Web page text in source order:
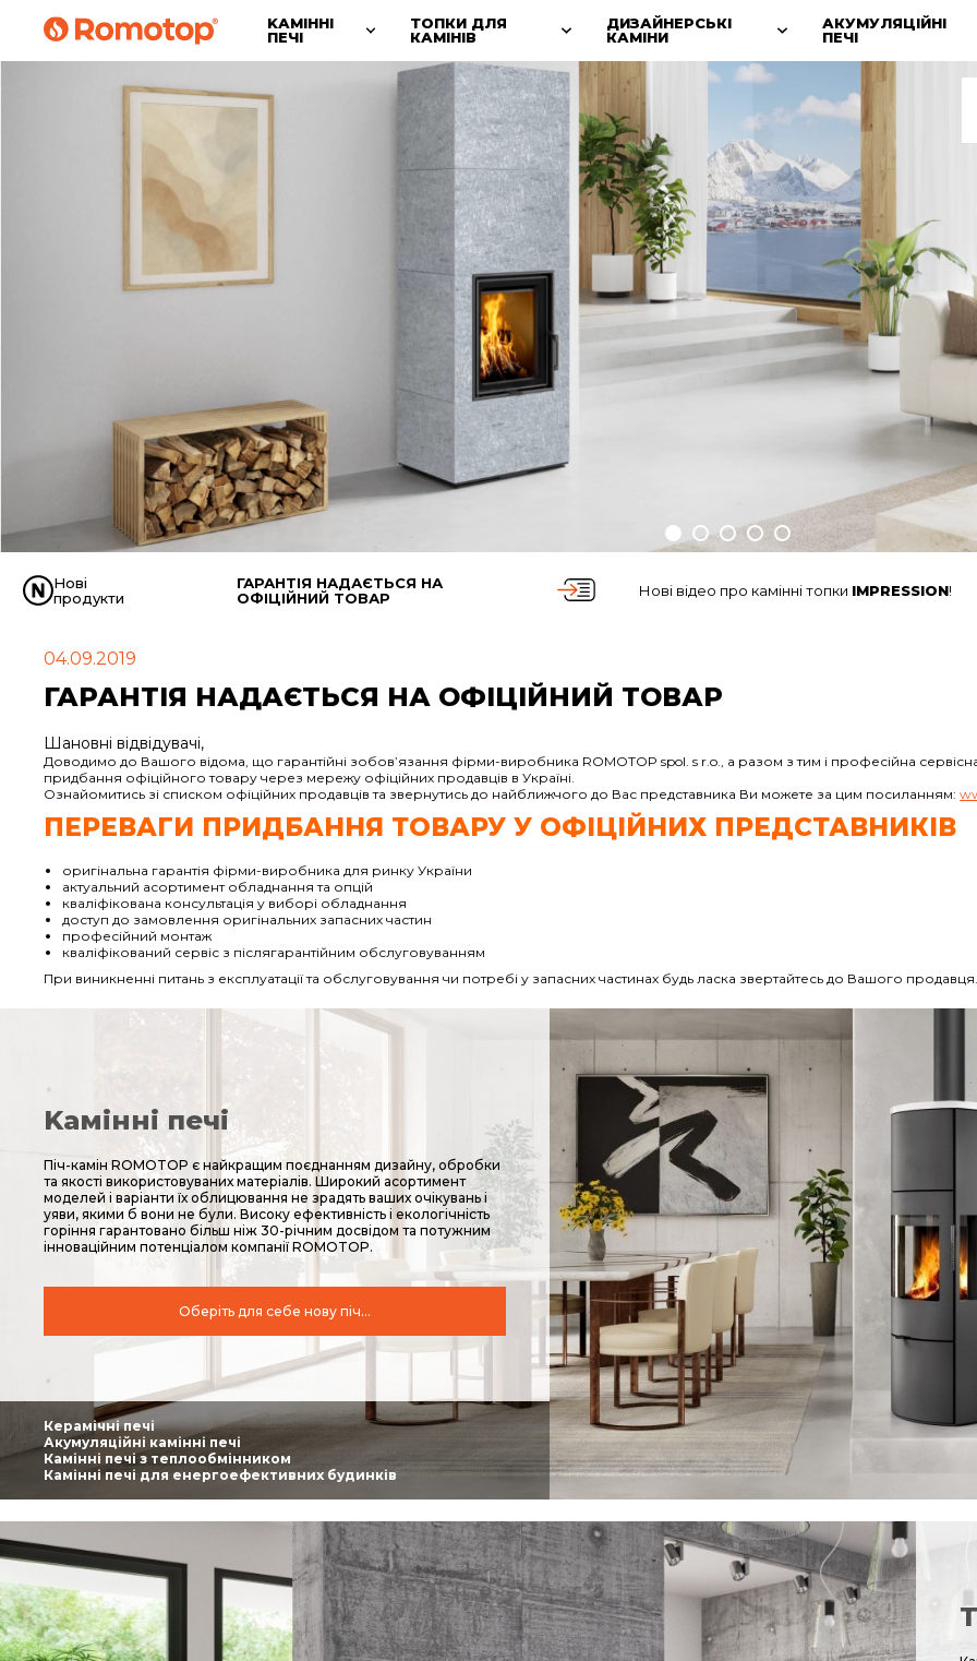
KАМІННІ
ПЕЧІ
ТОПКИ ДЛЯ
КАМІНІВ
ДИЗАЙНЕРСЬКІ
КАМІНИ
АКУМУЛЯЦІЙНІ
ПЕЧІ
Нові
продукти
ГАРАНТІЯ НАДАЄТЬСЯ НА
ОФІЦІЙНИЙ ТОВАР
Нові відео про камінні топки IMPRESSION!
04.09.2019
ГАРАНТІЯ НАДАЄТЬСЯ НА ОФІЦІЙНИЙ ТОВАР
Шановні відвідувачі,
Доводимо до Вашого відома, що гарантійні зобов’язання фірми-виробника ROMOTOP spol. s r.o., а разом з тим і професійна сервісна
придбання офіційного товару через мережу офіційних продавців в Україні.
Ознайомитись зі списком офіційних продавців та звернутись до найближчого до Вас представника Ви можете за цим посиланням:
ПЕРЕВАГИ ПРИДБАННЯ ТОВАРУ У ОФІЦІЙНИХ ПРЕДСТАВНИКІВ
оригінальна гарантія фірми-виробника для ринку України
актуальний асортимент обладнання та опцій
кваліфікована консультація у виборі обладнання
доступ до замовлення оригінальних запасних частин
професійний монтаж
кваліфікований сервіс з післягарантійним обслуговуванням
При виникненні питань з експлуатації та обслуговування чи потребі у запасних частинах будь ласка звертайтесь до Вашого
Kамінні печі
Піч-камін ROMOTOP є найкращим поєднанням дизайну, обробки
та якості використовуваних матеріалів. Широкий асортимент
моделей і варіанти їх облицювання не зрадять ваших очікувань і
уяви, якими б вони не були. Високу ефективність і екологічність
горіння гарантовано більш ніж 30-річним досвідом та потужним
інноваційним потенціалом компанії ROMOTOP.
Оберіть для себе нову піч...
Керамічні печі
Акумуляційні камінні печі
Камінні печі з теплообмінником
Камінні печі для енергоефективних будинків